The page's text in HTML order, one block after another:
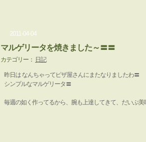
2011-04-04
マルゲリータを焼きました～〓〓
カテゴリー： 日記
昨日は なんちゃってピザ屋さんにまたなりましたわ〓
シンプルなマルゲリータ〓
毎週の如く作ってるから、腕も上達してきて、だいぶ